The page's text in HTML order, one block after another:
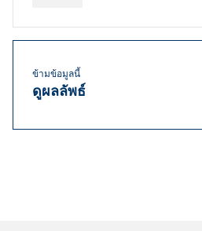
ข้ามข้อมูลนี้
ดูผลลัพธ์